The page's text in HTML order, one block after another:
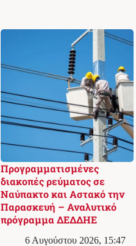
Προγραμματισμένες
διακοπές ρεύματος σε
Ναύπακτο και Αστακό την
Παρασκευή – Αναλυτικό
πρόγραμμα ΔΕΔΔΗΕ
6 Αυγούστου 2026, 15:47